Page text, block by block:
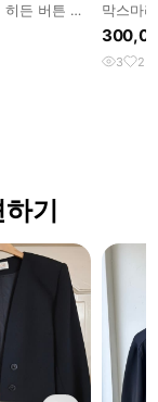
든 버튼 벨
막스마
더블브
38 옷커
3 2
기